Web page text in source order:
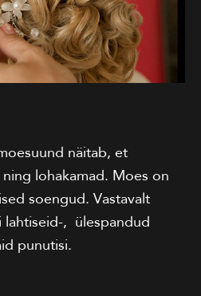
näitab, et
lohakamad. Moes on
soengud. Vastavalt
lahtiseid-, ülespandud
punutisi.